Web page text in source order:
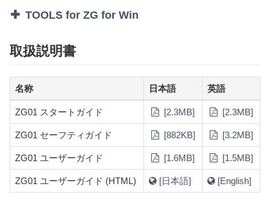
TOOLS for ZG for Win
取扱説明書
名称 日本語 英語
ZG01 スタートガイド [2.3MB] [2.3MB]
ZG01 セーフティガイド [882KB] [3.2MB]
ZG01 ユーザーガイド [1.6MB] [1.5MB]
ZG01 ユーザーガイド (HTML) [日本語] [English]